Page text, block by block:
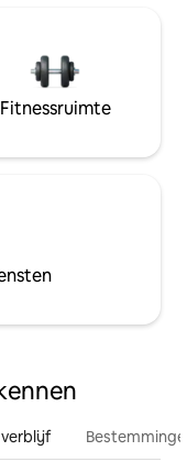
Fitnessruimte
verblijf